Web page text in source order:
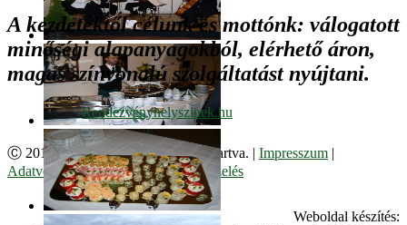
A kezdetektől célunk és mottónk: válogatott
minőségi alapanyagokból, elérhető áron,
magas színvonalú szolgáltatást nyújtani.
Ⓒ 2017. Juzso Bt. Minden jog fenntartva. | Impresszum |
Adatvédelmi Szabályzat|Cookie kezelés
Weboldal készítés: